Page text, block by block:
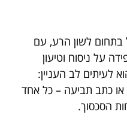
בתחום לשון הרע, עם
על ניסוח וטיעון
לעיתים לב העניין:
כתב תביעה – כל אחד
הסכסוך.